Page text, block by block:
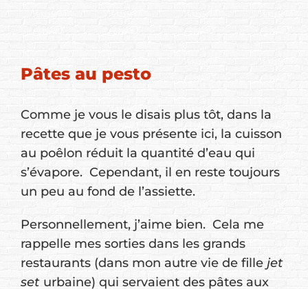
Pâtes au pesto
Comme je vous le disais plus tôt, dans la
recette que je vous présente ici, la cuisson
au poêlon réduit la quantité d’eau qui
s’évapore. Cependant, il en reste toujours
un peu au fond de l’assiette.
Personnellement, j’aime bien. Cela me
rappelle mes sorties dans les grands
restaurants (dans mon autre vie de fille jet
set urbaine) qui servaient des pâtes aux